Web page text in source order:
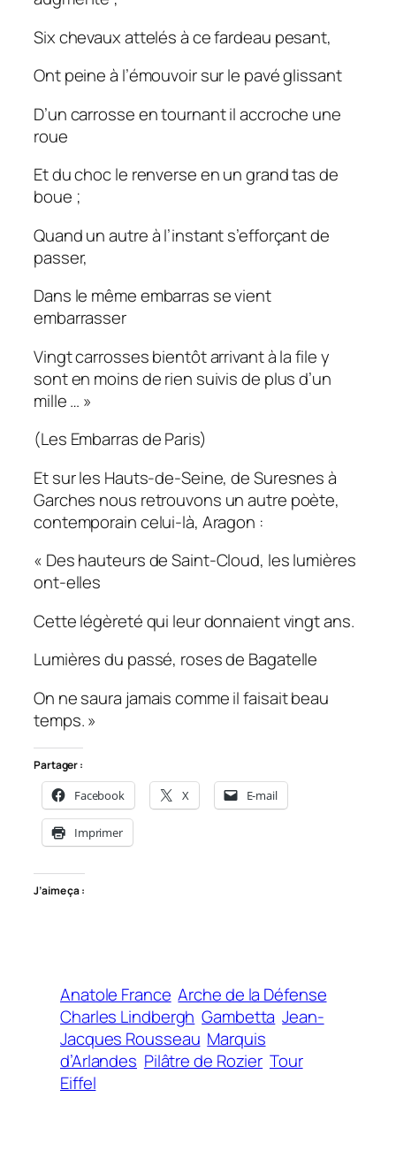
Six chevaux attelés à ce fardeau pesant,
Ont peine à l’émouvoir sur le pavé glissant
D’un carrosse en tournant il accroche une
roue
Et du choc le renverse en un grand tas de
boue ;
Quand un autre à l’instant s’efforçant de
passer,
Dans le même embarras se vient
embarrasser
Vingt carrosses bientôt arrivant à la file y
sont en moins de rien suivis de plus d’un
mille … »
(Les Embarras de Paris)
Et sur les Hauts-de-Seine, de Suresnes à
Garches nous retrouvons un autre poète,
contemporain celui-là, Aragon :
« Des hauteurs de Saint-Cloud, les lumières
ont-elles
Cette légèreté qui leur donnaient vingt ans.
Lumières du passé, roses de Bagatelle
On ne saura jamais comme il faisait beau
temps. »
Partager :
Facebook X E-mail
Imprimer
J’aime ça :
Anatole France Arche de la Défense
Charles Lindbergh Gambetta Jean-
Jacques Rousseau Marquis
d’Arlandes Pilâtre de Rozier Tour
Eiffel